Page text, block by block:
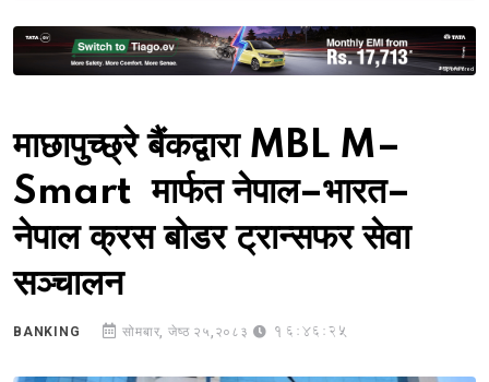
Sponsored
माछापुच्छ्रे बैंकद्वारा MBL M–
Smart मार्फत नेपाल–भारत–
नेपाल क्रस बोडर ट्रान्सफर सेवा
सञ्चालन
BANKING सोमबार, जेष्ठ २५,२०८३ 16:46:25